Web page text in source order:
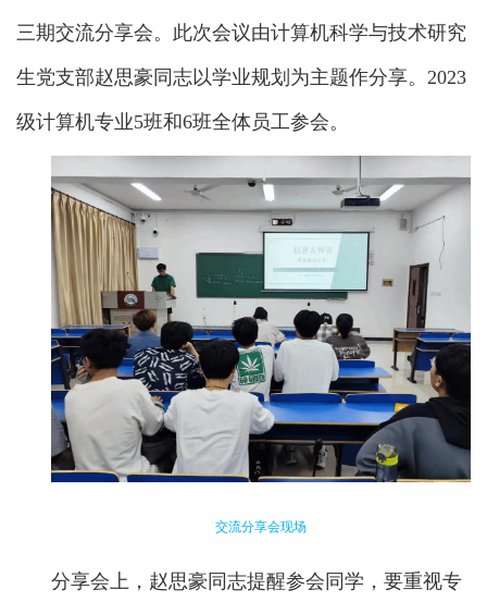
三期交流分享会。此次会议由计算机科学与技术研究
生党支部赵思豪同志以学业规划为主题作分享。2023
级计算机专业5班和6班全体员工参会。
交流分享会现场
分享会上，赵思豪同志提醒参会同学，要重视专